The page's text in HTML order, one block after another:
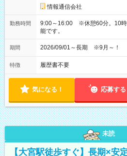
情報通信会社
勤務時間
9:00～16:00 ※休憩60分。10時
能です。
期間 2026/09/01～長期 ※9月～！
特徴 履歴書不要
気になる！ 応募する
未読
【大宮駅徒歩すぐ】長期×安